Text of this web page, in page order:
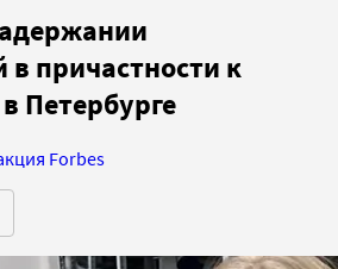
в причастности к
Петербурге
Forbes